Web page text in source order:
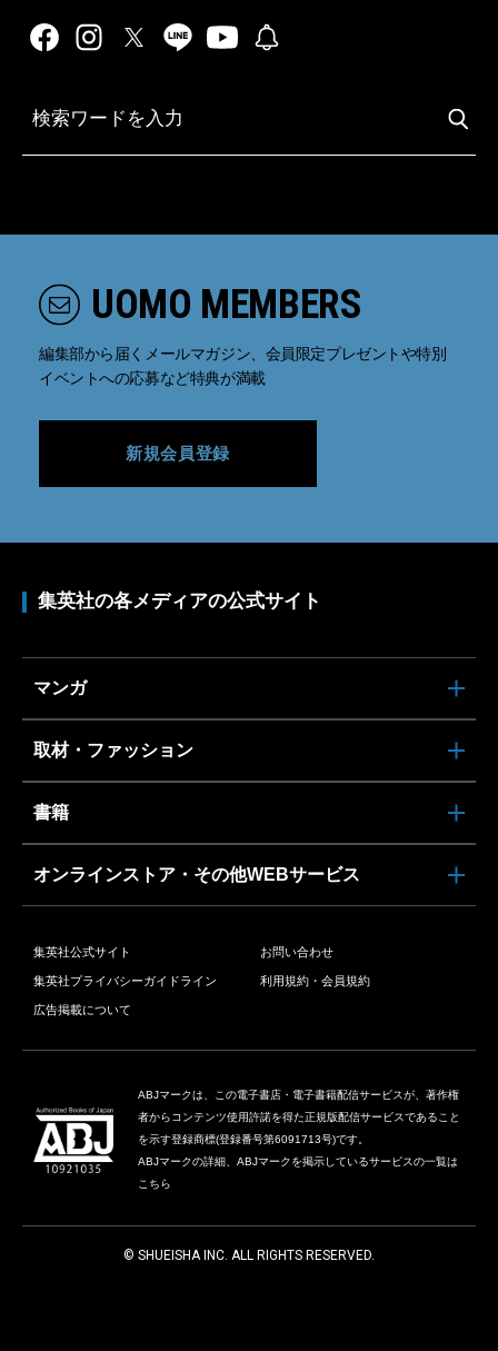
UOMO MEMBERS
編集部から届くメールマガジン、会員限定プレゼントや特別
イベントへの応募など特典が満載
新規会員登録
集英社の各メディアの公式サイト
マンガ
取材・ファッション
書籍
オンラインストア・その他WEBサービス
集英社公式サイト お問い合わせ
集英社プライバシーガイドライン 利用規約・会員規約
広告掲載について
ABJマークは、この電子書店・電子書籍配信サービスが、著作権
者からコンテンツ使用許諾を得た正規版配信サービスであること
を示す登録商標(登録番号第6091713号)です。
ABJマークの詳細、ABJマークを掲示しているサービスの一覧は
こちら
© SHUEISHA INC. ALL RIGHTS RESERVED.